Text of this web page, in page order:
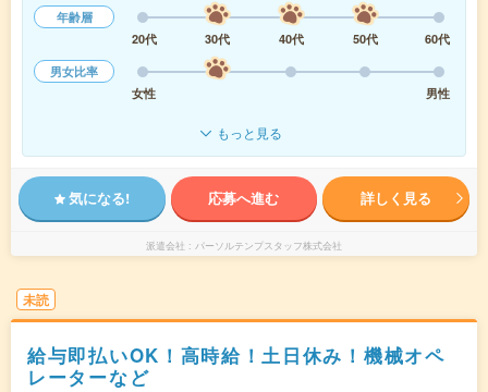
年齢層
20代
30代 40代 50代
60代
男女比率
女性
男性
もっと見る
気になる! 応募へ進む 詳しく見る
派遣会社 パーソルテンプスタッフ株式会社
未読
給与即払いOK！高時給！土日休み！機械オペ
レーターなど